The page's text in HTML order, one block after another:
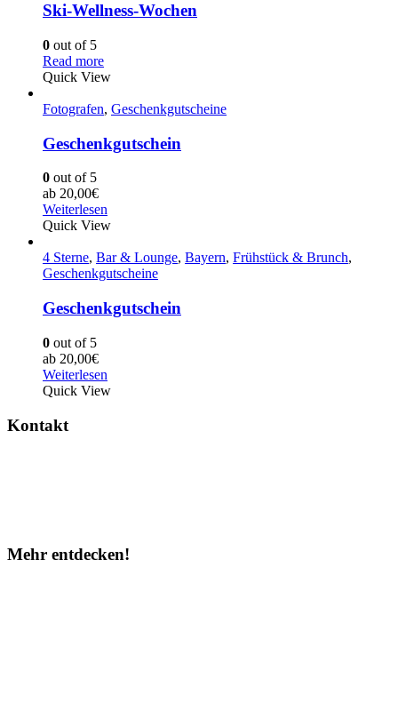
Ski-Wellness-Wochen
0 out of 5
Read more
Quick View
Fotografen, Geschenkgutscheine
Geschenkgutschein
0 out of 5
ab 20,00€
Weiterlesen
Quick View
4 Sterne, Bar & Lounge, Bayern, Frühstück & Brunch,
Geschenkgutscheine
Geschenkgutschein
0 out of 5
ab 20,00€
Weiterlesen
Quick View
Kontakt
Mehr entdecken!